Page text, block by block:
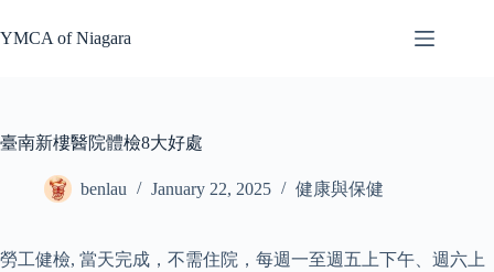
to
content
YMCA of Niagara
臺南新樓醫院體檢8大好處
benlau January 22, 2025 健康與保健
勞工健檢, 當天完成，不需住院，每週一至週五上下午、週六上